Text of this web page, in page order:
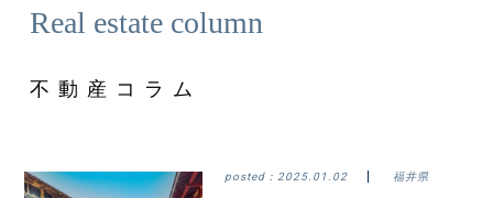
Real estate column
不動産コラム
posted： 2025.01.02 福井県